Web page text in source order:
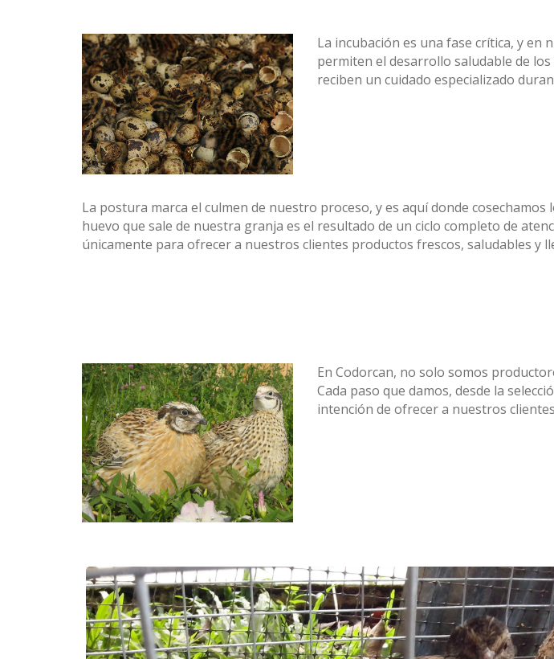
La incubación es una fase crítica, y en
permiten el desarrollo saludable de
reciben un cuidado especializado
La postura marca el culmen de nuestro proceso, y es aquí donde
huevo que sale de nuestra granja es el resultado de un ciclo completo de
únicamente para ofrecer a nuestros clientes productos frescos, saludables y
En Codorcan, no solo somos
Cada paso que damos, desde la
intención de ofrecer a nuestros